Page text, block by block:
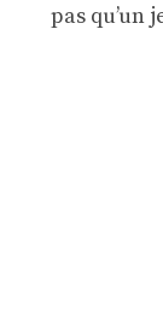
pas qu’un